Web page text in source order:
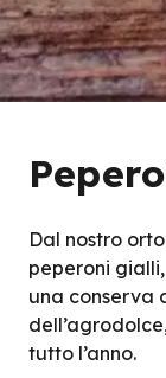
Dal nostro
peperoni
una conserva
tutto l’anno.